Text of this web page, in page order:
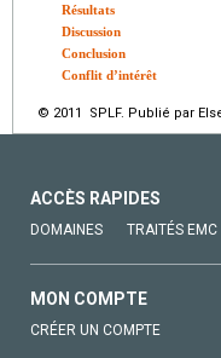
Résultats
Discussion
Conclusion
Conflit d’intérêt
© 2011 SPLF. Publié par
ACCÈS RAPIDES
DOMAINES TRAITÉS EMC
MON COMPTE
CRÉER UN COMPTE